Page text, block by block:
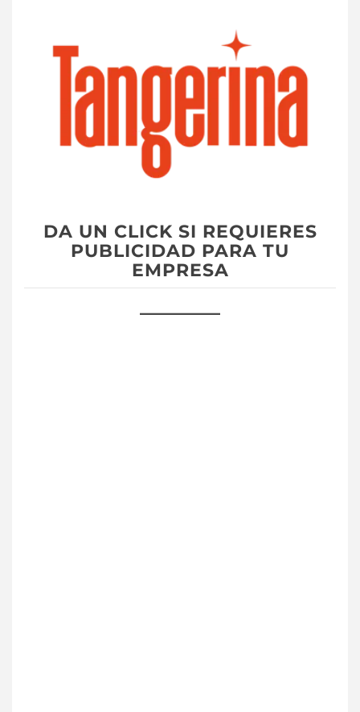
DA UN CLICK SI REQUIERES
PUBLICIDAD PARA TU
EMPRESA